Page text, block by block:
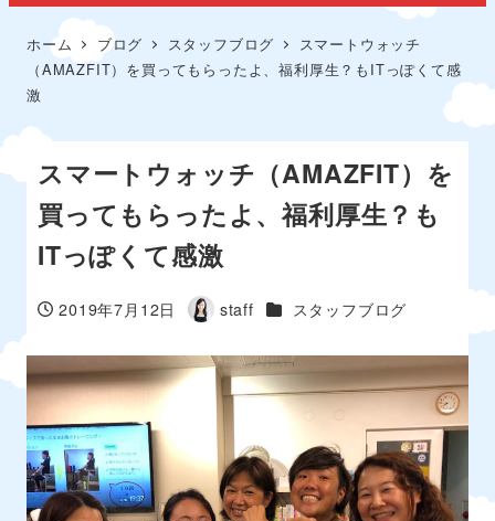
ホーム ブログ スタッフブログ
スマートウォッチ
（AMAZFIT）を買ってもらったよ、福利厚生？もITっぽくて感
激
スマートウォッチ（AMAZFIT）を
買ってもらったよ、福利厚生？も
ITっぽくて感激
投稿日
2019年7月12日
著
staff カテゴリー
スタッフブログ